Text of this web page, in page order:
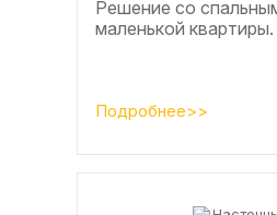
Решение со
маленькой квартиры.
Подробнее>>